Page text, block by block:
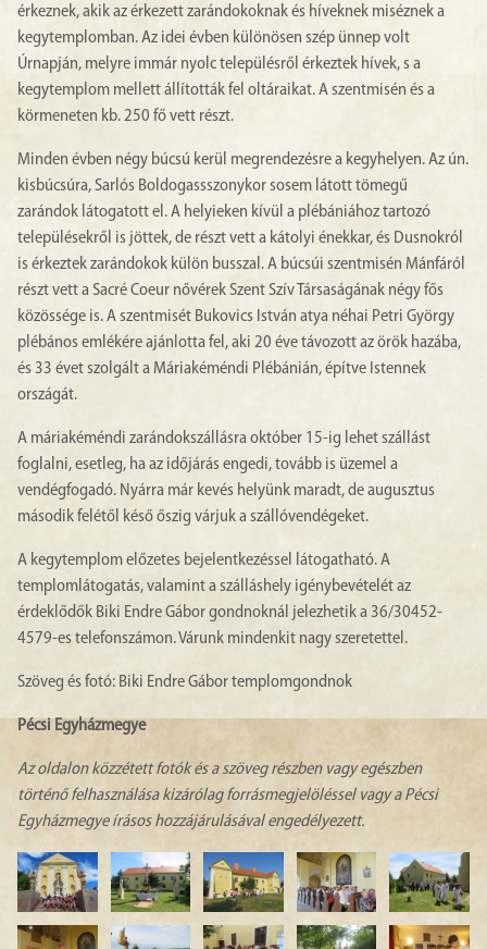
érkeznek, akik az érkezett zarándokoknak és híveknek miséznek a
kegytemplomban. Az idei évben különösen szép ünnep volt
Úrnapján, melyre immár nyolc településről érkeztek hívek, s a
kegytemplom mellett állították fel oltáraikat. A szentmisén és a
körmeneten kb. 250 fő vett részt.
Minden évben négy búcsú kerül megrendezésre a kegyhelyen. Az ún.
kisbúcsúra, Sarlós Boldogassszonykor sosem látott tömegű
zarándok látogatott el. A helyieken kívül a plébániához tartozó
településekről is jöttek, de részt vett a kátolyi énekkar, és Dusnokról
is érkeztek zarándokok külön busszal. A búcsúi szentmisén Mánfáról
részt vett a Sacré Coeur nővérek Szent Szív Társaságának négy fős
közössége is. A szentmisét Bukovics István atya néhai Petri György
plébános emlékére ajánlotta fel, aki 20 éve távozott az örök hazába,
és 33 évet szolgált a Máriakéméndi Plébánián, építve Istennek
országát.
A máriakéméndi zarándokszállásra október 15-ig lehet szállást
foglalni, esetleg, ha az időjárás engedi, tovább is üzemel a
vendégfogadó. Nyárra már kevés helyünk maradt, de augusztus
második felétől késő őszig várjuk a szállóvendégeket.
A kegytemplom előzetes bejelentkezéssel látogatható. A
templomlátogatás, valamint a szálláshely igénybevételét az
érdeklődők Biki Endre Gábor gondnoknál jelezhetik a 36/30452-
4579-es telefonszámon. Várunk mindenkit nagy szeretettel.
Szöveg és fotó: Biki Endre Gábor templomgondnok
Pécsi Egyházmegye
Az oldalon közzétett fotók és a szöveg részben vagy egészben
történő felhasználása kizárólag forrásmegjelöléssel vagy a Pécsi
Egyházmegye írásos hozzájárulásával engedélyezett.